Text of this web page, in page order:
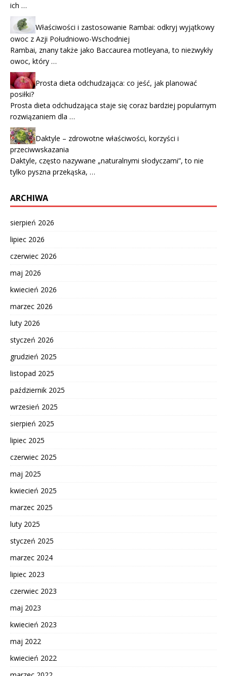
ich …
Właściwości i zastosowanie Rambai: odkryj wyjątkowy
owoc z Azji Południowo-Wschodniej
Rambai, znany także jako Baccaurea motleyana, to niezwykły
owoc, który …
Prosta dieta odchudzająca: co jeść, jak planować
posiłki?
Prosta dieta odchudzająca staje się coraz bardziej popularnym
rozwiązaniem dla …
Daktyle – zdrowotne właściwości, korzyści i
przeciwwskazania
Daktyle, często nazywane „naturalnymi słodyczami”, to nie
tylko pyszna przekąska, …
ARCHIWA
sierpień 2026
lipiec 2026
czerwiec 2026
maj 2026
kwiecień 2026
marzec 2026
luty 2026
styczeń 2026
grudzień 2025
listopad 2025
październik 2025
wrzesień 2025
sierpień 2025
lipiec 2025
czerwiec 2025
maj 2025
kwiecień 2025
marzec 2025
luty 2025
styczeń 2025
marzec 2024
lipiec 2023
czerwiec 2023
maj 2023
kwiecień 2023
maj 2022
kwiecień 2022